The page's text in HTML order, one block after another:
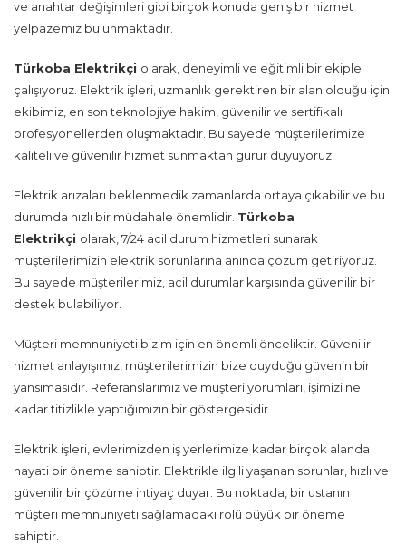
ve anahtar değişimleri gibi birçok konuda geniş bir hizmet
yelpazemiz bulunmaktadır.
Türkoba Elektrikçi olarak, deneyimli ve eğitimli bir ekiple
çalışıyoruz. Elektrik işleri, uzmanlık gerektiren bir alan olduğu için
ekibimiz, en son teknolojiye hakim, güvenilir ve sertifikalı
profesyonellerden oluşmaktadır. Bu sayede müşterilerimize
kaliteli ve güvenilir hizmet sunmaktan gurur duyuyoruz.
Elektrik arızaları beklenmedik zamanlarda ortaya çıkabilir ve bu
durumda hızlı bir müdahale önemlidir. Türkoba
Elektrikçi olarak, 7/24 acil durum hizmetleri sunarak
müşterilerimizin elektrik sorunlarına anında çözüm getiriyoruz.
Bu sayede müşterilerimiz, acil durumlar karşısında güvenilir bir
destek bulabiliyor.
Müşteri memnuniyeti bizim için en önemli önceliktir. Güvenilir
hizmet anlayışımız, müşterilerimizin bize duyduğu güvenin bir
yansımasıdır. Referanslarımız ve müşteri yorumları, işimizi ne
kadar titizlikle yaptığımızın bir göstergesidir.
Elektrik işleri, evlerimizden iş yerlerimize kadar birçok alanda
hayati bir öneme sahiptir. Elektrikle ilgili yaşanan sorunlar, hızlı ve
güvenilir bir çözüme ihtiyaç duyar. Bu noktada, bir ustanın
müşteri memnuniyeti sağlamadaki rolü büyük bir öneme
sahiptir.